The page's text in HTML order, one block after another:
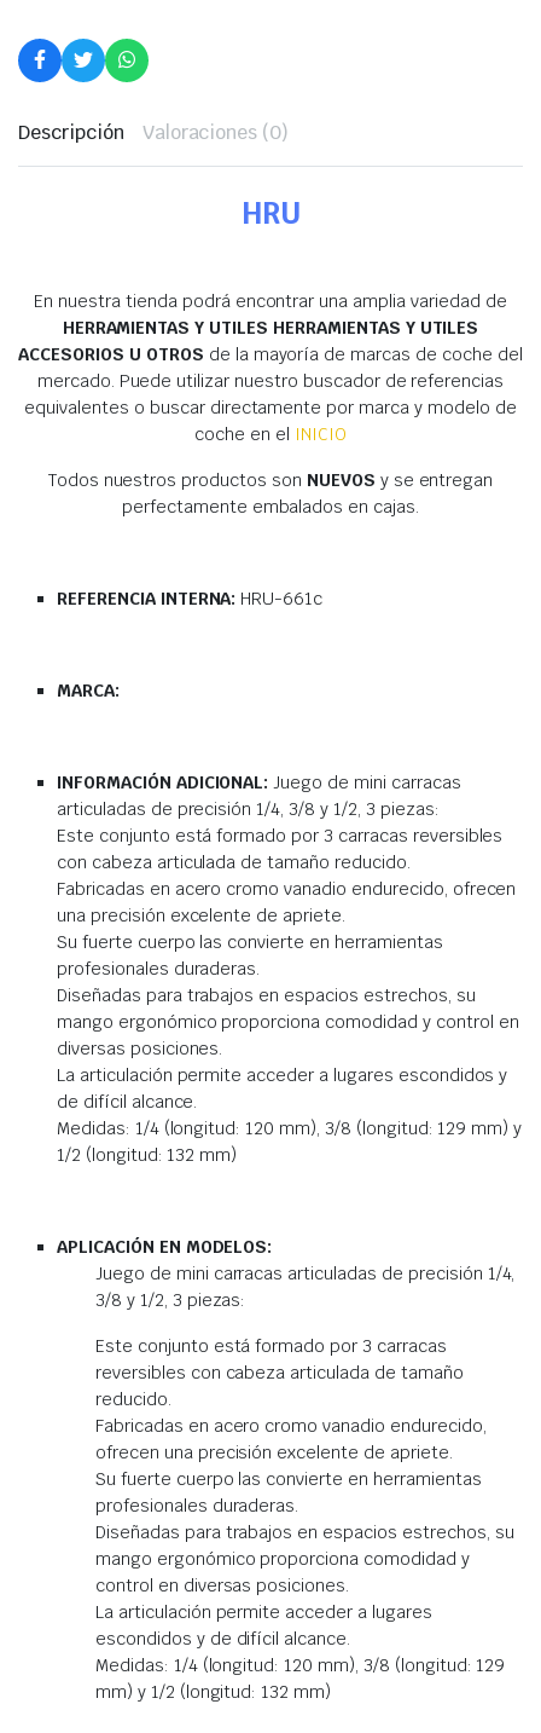
Descripción Valoraciones (0)
HRU
En nuestra tienda podrá encontrar una amplia variedad de
HERRAMIENTAS Y UTILES HERRAMIENTAS Y UTILES
ACCESORIOS U OTROS de la mayoría de marcas de coche del
mercado. Puede utilizar nuestro buscador de referencias
equivalentes o buscar directamente por marca y modelo de
coche en el INICIO
Todos nuestros productos son NUEVOS y se entregan
perfectamente embalados en cajas.
REFERENCIA INTERNA: HRU-661c
MARCA:
INFORMACIÓN ADICIONAL:Juego de mini carracas
articuladas de precisión 1/4, 3/8 y 1/2, 3 piezas:
Este conjunto está formado por 3 carracas reversibles
con cabeza articulada de tamaño reducido.
Fabricadas en acero cromo vanadio endurecido, ofrecen
una precisión excelente de apriete.
Su fuerte cuerpo las convierte en herramientas
profesionales duraderas.
Diseñadas para trabajos en espacios estrechos, su
mango ergonómico proporciona comodidad y control en
diversas posiciones.
La articulación permite acceder a lugares escondidos y
de difícil alcance.
Medidas: 1/4 (longitud: 120 mm), 3/8 (longitud: 129 mm) y
1/2 (longitud: 132 mm)
APLICACIÓN EN MODELOS:
Juego de mini carracas articuladas de precisión 1/4,
3/8 y 1/2, 3 piezas:
Este conjunto está formado por 3 carracas
reversibles con cabeza articulada de tamaño
reducido.
Fabricadas en acero cromo vanadio endurecido,
ofrecen una precisión excelente de apriete.
Su fuerte cuerpo las convierte en herramientas
profesionales duraderas.
Diseñadas para trabajos en espacios estrechos, su
mango ergonómico proporciona comodidad y
control en diversas posiciones.
La articulación permite acceder a lugares
escondidos y de difícil alcance.
Medidas: 1/4 (longitud: 120 mm), 3/8 (longitud: 129
mm) y 1/2 (longitud: 132 mm)